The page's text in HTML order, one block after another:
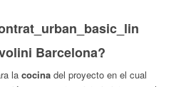
Barcelona?
la cocinadel proyecto en el cual